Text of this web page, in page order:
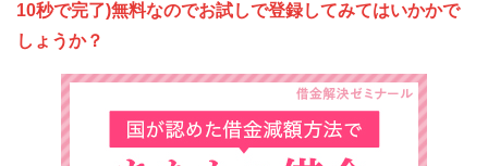
10秒で完了)無料なのでお試しで登録してみてはいかかで
しょうか？